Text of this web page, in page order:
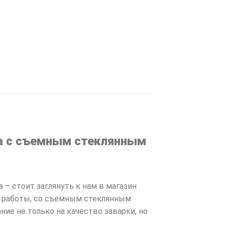
с съемным стеклянным
стоит заглянуть к нам в магазин
работы, со съемным стеклянным
не только на качество заварки, но